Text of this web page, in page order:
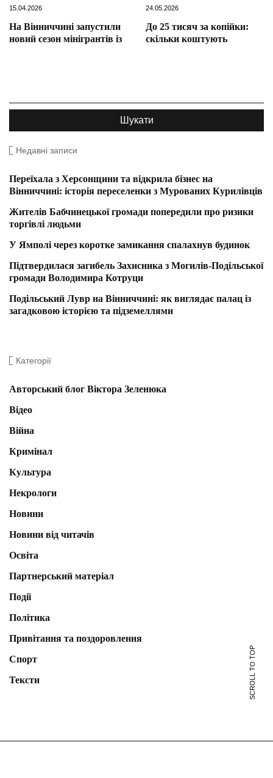
15.04.2026
На Вінниччині запустили
новий сезон мінігрантів із
24.05.2026
До 25 тисяч за копійки:
скільки коштують
Недавні записи
Переїхала з Херсонщини та відкрила бізнес на
Вінниччині: історія переселенки з Мурованих Курилівців
Жителів Бабчинецької громади попередили про ризики
торгівлі людьми
У Ямполі через коротке замикання спалахнув будинок
Підтвердилася загибель Захисника з Могилів-Подільської
громади Володимира Котруци
Подільський Лувр на Вінниччині: як виглядає палац із
загадковою історією та підземеллями
Категорії
Авторський блог Віктора Зеленюка
Відео
Війна
Кримінал
Культура
Некрологи
Новини
Новини від читачів
Освіта
Партнерський матеріал
Події
Політика
Привітання та поздоровлення
Спорт
Тексти
SCROLL TO TOP